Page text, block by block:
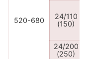
520-680
24/110
(150)
24/200
(250)